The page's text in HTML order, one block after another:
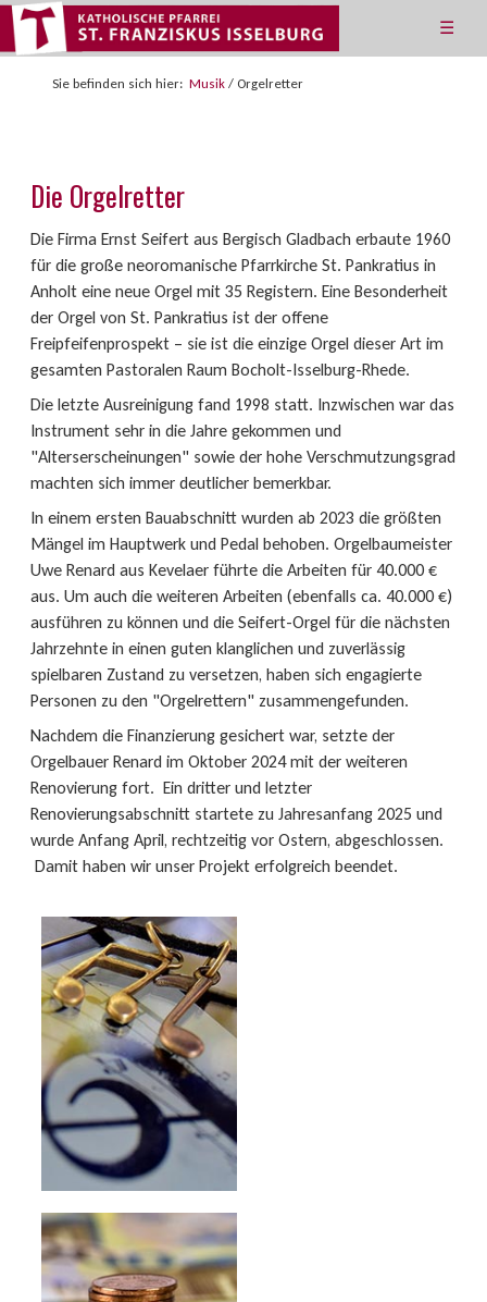
☰
Sie befinden sich hier: Musik / Orgelretter
Die Orgelretter
Die Firma Ernst Seifert aus Bergisch Gladbach erbaute 1960
für die große neoromanische Pfarrkirche St. Pankratius in
Anholt eine neue Orgel mit 35 Registern. Eine Besonderheit
der Orgel von St. Pankratius ist der offene
Freipfeifenprospekt – sie ist die einzige Orgel dieser Art im
gesamten Pastoralen Raum Bocholt-Isselburg-Rhede.
Die letzte Ausreinigung fand 1998 statt. Inzwischen war das
Instrument sehr in die Jahre gekommen und
"Alterserscheinungen" sowie der hohe Verschmutzungsgrad
machten sich immer deutlicher bemerkbar.
In einem ersten Bauabschnitt wurden ab 2023 die größten
Mängel im Hauptwerk und Pedal behoben. Orgelbaumeister
Uwe Renard aus Kevelaer führte die Arbeiten für 40.000 €
aus. Um auch die weiteren Arbeiten (ebenfalls ca. 40.000 €)
ausführen zu können und die Seifert-Orgel für die nächsten
Jahrzehnte in einen guten klanglichen und zuverlässig
spielbaren Zustand zu versetzen, haben sich engagierte
Personen zu den "Orgelrettern" zusammengefunden.
Nachdem die Finanzierung gesichert war, setzte der
Orgelbauer Renard im Oktober 2024 mit der weiteren
Renovierung fort. Ein dritter und letzter
Renovierungsabschnitt startete zu Jahresanfang 2025 und
wurde Anfang April, rechtzeitig vor Ostern, abgeschlossen.
Damit haben wir unser Projekt erfolgreich beendet.